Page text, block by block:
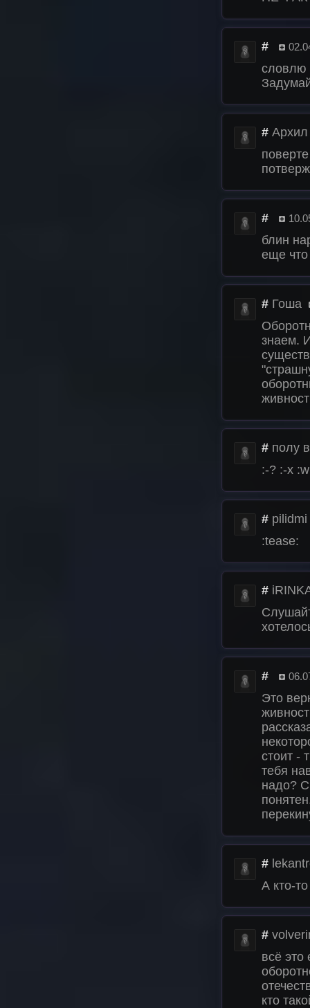
#
словлю
# Архил
#
блин
еще
# Гоша
знаем.
# полу
:-? :-x
# pilidmi
:tease:
#
#
Это
стоит -
тебя
надо?
#
А кто-
#
всё это
кто